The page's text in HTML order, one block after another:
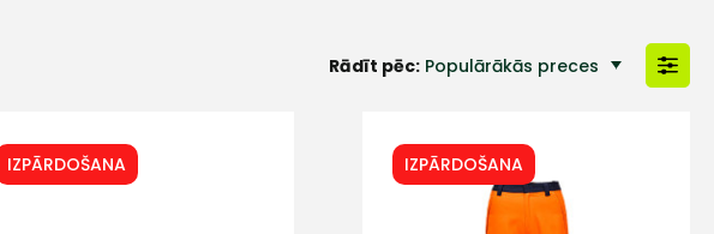
Rādīt pēc: Populārākās preces
IZPĀRDOŠANA IZPĀRDOŠANA